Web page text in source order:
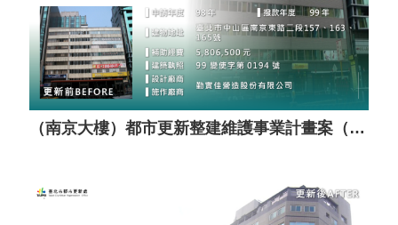
（南京大樓）都市更新整建維護事業計畫案（套餐A）